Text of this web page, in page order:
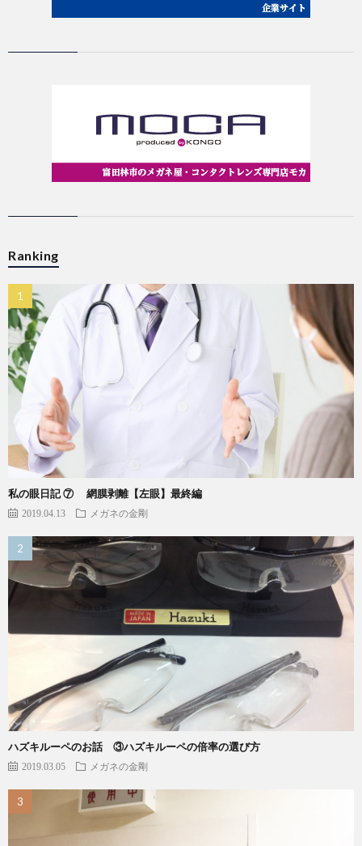
Ranking
私の眼日記 ⑦ 網膜剥離【左眼】最終編
2019.04.13 メガネの金剛
ハズキルーペのお話 ③ハズキルーペの倍率の選び方
2019.03.05 メガネの金剛